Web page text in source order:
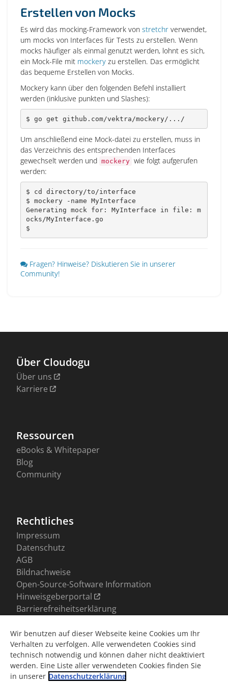
Erstellen von Mocks
Es wird das mocking-Framework von stretchr verwendet,
um mocks von Interfaces für Tests zu erstellen. Wenn
mocks häufiger als einmal genutzt werden, lohnt es sich,
ein Mock-File mit mockery zu erstellen. Das ermöglicht
das bequeme Erstellen von Mocks.
Mockery kann über den folgenden Befehl installiert
werden (inklusive punkten und Slashes):
$ go get github.com/vektra/mockery/ .. ./
Um anschließend eine Mock-datei zu erstellen, muss in
das Verzeichnis des entsprechenden Interfaces
gewechselt werden und mockery wie folgt aufgerufen
werden:
$ cd directory/to/interface
$ mockery -name MyInterface
Generating mock for: MyInterface in file: m
ocks/MyInterface.go
$
Fragen? Hinweise? Diskutieren Sie in unserer
Community!
Wir benutzen auf dieser Webseite keine Cookies um Ihr
Verhalten zu verfolgen. Alle verwendeten Cookies sind
technisch notwendig und können daher nicht deaktiviert
werden. Eine Liste aller verwendeten Cookies finden Sie
in unserer Datenschutzerklärung